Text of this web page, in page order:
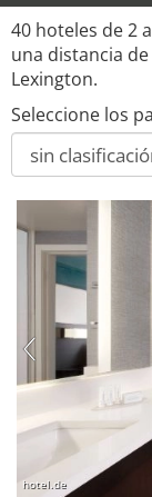
40 hoteles de 2
una distancia
Lexington.
Seleccione los
hotel.de